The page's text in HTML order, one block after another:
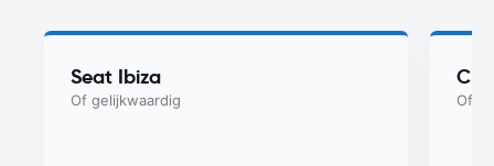
Seat Ibiza
Of gelijkwaardig Of